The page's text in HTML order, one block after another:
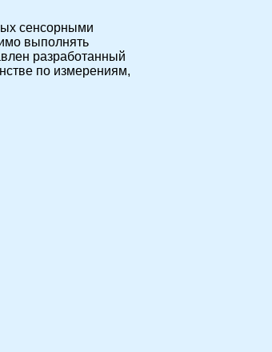
сенсорными
выполнять
разработанный
по измерениям,